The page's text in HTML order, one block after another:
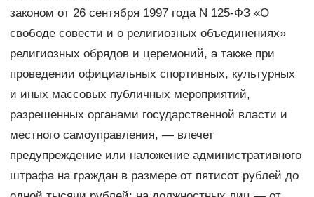
законом от 26 сентября 1997 года N 125-ФЗ «О
свободе совести и о религиозных объединениях»
религиозных обрядов и церемоний, а также при
проведении официальных спортивных, культурных
и иных массовых публичных мероприятий,
разрешенных органами государственной власти и
местного самоуправления, — влечет
предупреждение или наложение административного
штрафа на граждан в размере от пятисот рублей до